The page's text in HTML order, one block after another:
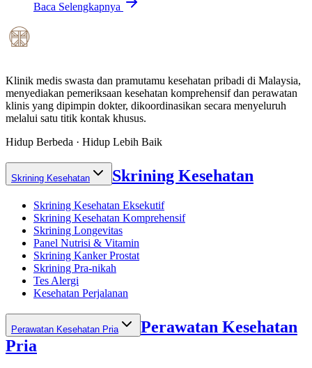
Baca Selengkapnya
Klinik medis swasta dan pramutamu kesehatan pribadi di Malaysia,
menyediakan pemeriksaan kesehatan komprehensif dan perawatan
klinis yang dipimpin dokter, dikoordinasikan secara menyeluruh
melalui satu titik kontak khusus.
Hidup Berbeda · Hidup Lebih Baik
Skrining Kesehatan Skrining Kesehatan
Skrining Kesehatan Eksekutif
Skrining Kesehatan Komprehensif
Skrining Longevitas
Panel Nutrisi & Vitamin
Skrining Kanker Prostat
Skrining Pra-nikah
Tes Alergi
Kesehatan Perjalanan
Perawatan Kesehatan Pria
Perawatan Kesehatan
Pria